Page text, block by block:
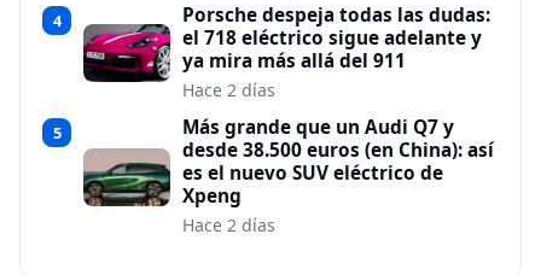
4
Porsche despeja todas las dudas:
el 718 eléctrico sigue adelante y
ya mira más allá del 911
Hace 2 días
5
Más grande que un Audi Q7 y
desde 38.500 euros (en China): así
es el nuevo SUV eléctrico de
Xpeng
Hace 2 días